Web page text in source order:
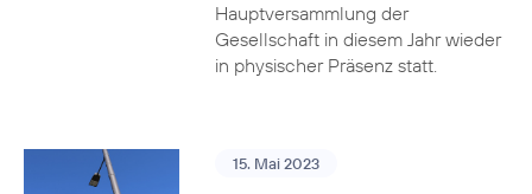
Hauptversammlung der
Gesellschaft in diesem Jahr wieder
in physischer Präsenz statt.
15. Mai 2023